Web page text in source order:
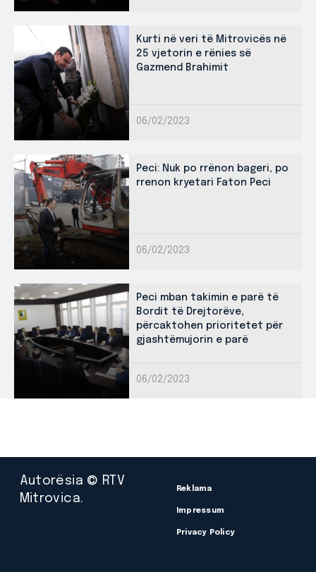
Kurti në veri të Mitrovicës në
25 vjetorin e rënies së
Gazmend Brahimit
06/02/2023
Peci: Nuk po rrënon bageri, po
rrenon kryetari Faton Peci
06/02/2023
Peci mban takimin e parë të
Bordit të Drejtorëve,
përcaktohen prioritetet për
gjashtëmujorin e parë
06/02/2023
Autorësia © RTV
Mitrovica.
Reklama
Impressum
Privacy Policy